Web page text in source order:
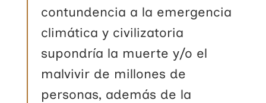
contundencia a la emergencia
climática y civilizatoria
supondría la muerte y/o el
malvivir de millones de
personas, además de la